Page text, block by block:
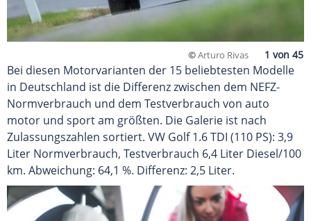
©Arturo Rivas
Bei diesen Motorvarianten der 15 beliebtesten Modelle
in Deutschland ist die Differenz zwischen dem NEFZ-
Normverbrauch und dem Testverbrauch von auto
motor und sport am größten. Die Galerie ist nach
Zulassungszahlen sortiert. VW Golf 1.6 TDI (110 PS): 3,9
Liter Normverbrauch, Testverbrauch 6,4 Liter Diesel/100
km. Abweichung: 64,1 %. Differenz: 2,5 Liter.